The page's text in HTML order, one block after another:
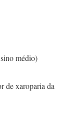
médio)
de xaroparia da